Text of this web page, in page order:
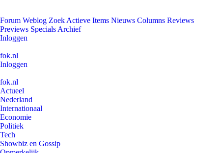
Forum Weblog Zoek Actieve Items Nieuws Columns Reviews
Previews Specials Archief
Inloggen
fok.nl
Inloggen
fok.nl
Actueel
Nederland
Internationaal
Economie
Politiek
Tech
Showbiz en Gossip